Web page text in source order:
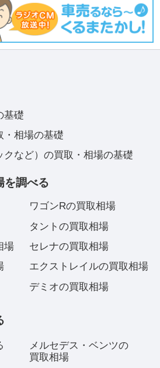
基礎
・相場の基礎
など）の買取・相場の基礎
を調べる
場
ワゴンRの買取相場
タントの買取相場
セレナの買取相場
エクストレイルの買取相場
デミオの買取相場
メルセデス・ベンツの
買取相場